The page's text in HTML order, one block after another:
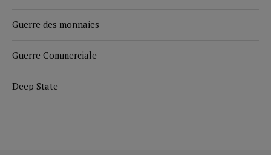
Guerre des monnaies
Guerre Commerciale
Deep State